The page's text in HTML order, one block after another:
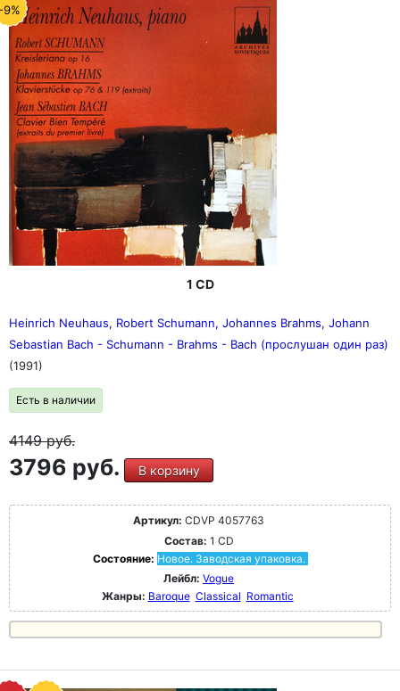
9%
1 CD
Heinrich Neuhaus, Robert Schumann, Johannes Brahms, Johann
Sebastian Bach - Schumann - Brahms - Bach (прослушан один раз)
(1991)
Есть в наличии
4149руб.
3796 руб. В корзину
Артикул: CDVP 4057763
Состав: 1 CD
Состояние: Новое. Заводская упаковка.
Лейбл: Vogue
Жанры: Baroque Classical Romantic